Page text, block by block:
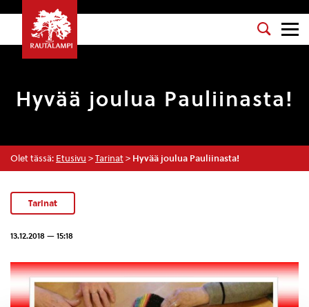
Hyvää joulua Pauliinasta!
Olet tässä: Etusivu > Tarinat > Hyvää joulua Pauliinasta!
Tarinat
13.12.2018 — 15:18